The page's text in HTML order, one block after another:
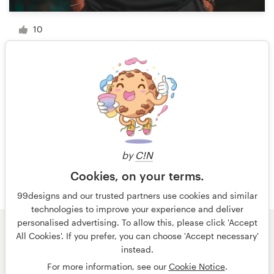
by C!N
Cookies, on your terms.
99designs and our trusted partners use cookies and similar
technologies to improve your experience and deliver
personalised advertising. To allow this, please click 'Accept
All Cookies'. If you prefer, you can choose 'Accept necessary'
instead.
For more information, see our Cookie Notice.
10
1 van 2
© 99designs
door Vista
Algemene voorwaarden